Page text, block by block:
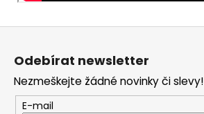
Odebírat newsletter
Nezmeškejte žádné novinky či slevy!
E-mail